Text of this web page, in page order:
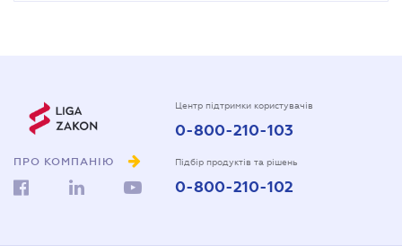
ПРО КОМПАНІЮ
Центр підтримки користувачів
0-800-210-103
Підбір продуктів та рішень
0-800-210-102